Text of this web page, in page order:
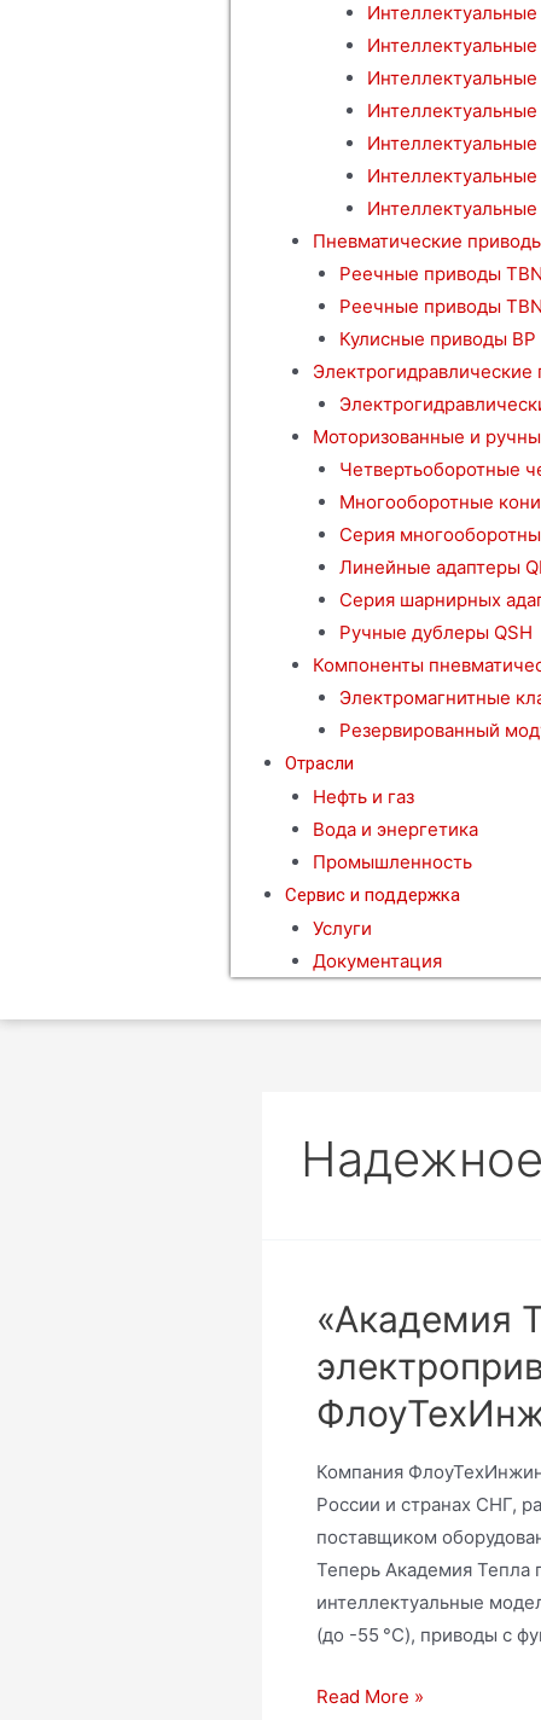
Пневматические
Реечные приводы
Реечные приводы
Кулисные приводы BP
Электрогидравлические
Моторизованные и
Четвертьоборотные
Многооборотные
Серия
Линейные адаптеры
Серия шарнирных
Ручные дублеры QSH
Компоненты
Электромагнитные
Резервированный
Отрасли
Нефть и газ
Вода и энергетика
Промышленность
Сервис и поддержка
Услуги
Документация
«Академия
Компания
России и странах СНГ,
поставщиком
Теперь Академия Тепла
интеллектуальные
(до -55 °C), приводы с
Read More »